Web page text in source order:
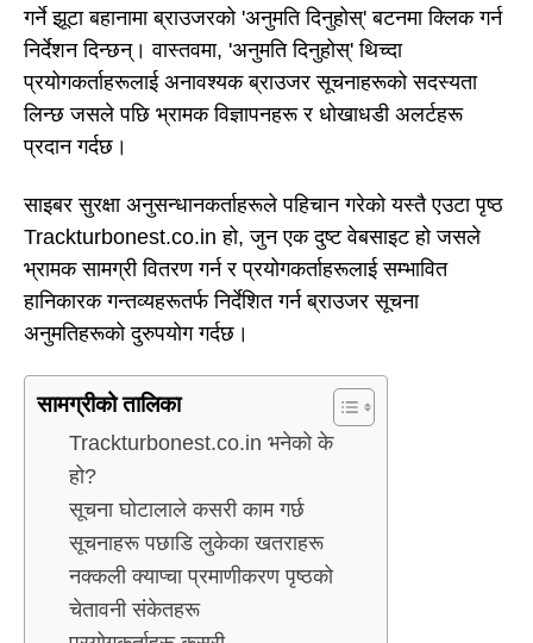
गर्ने झूटा बहानामा ब्राउजरको 'अनुमति दिनुहोस्' बटनमा क्लिक गर्न
निर्देशन दिन्छन्। वास्तवमा, 'अनुमति दिनुहोस्' थिच्दा
प्रयोगकर्ताहरूलाई अनावश्यक ब्राउजर सूचनाहरूको सदस्यता
लिन्छ जसले पछि भ्रामक विज्ञापनहरू र धोखाधडी अलर्टहरू
प्रदान गर्दछ।
साइबर सुरक्षा अनुसन्धानकर्ताहरूले पहिचान गरेको यस्तै एउटा पृष्ठ
Trackturbonest.co.in हो, जुन एक दुष्ट वेबसाइट हो जसले
भ्रामक सामग्री वितरण गर्न र प्रयोगकर्ताहरूलाई सम्भावित
हानिकारक गन्तव्यहरूतर्फ निर्देशित गर्न ब्राउजर सूचना
अनुमतिहरूको दुरुपयोग गर्दछ।
सामग्रीको तालिका
Trackturbonest.co.in भनेको के
हो?
सूचना घोटालाले कसरी काम गर्छ
सूचनाहरू पछाडि लुकेका खतराहरू
नक्कली क्याप्चा प्रमाणीकरण पृष्ठको
चेतावनी संकेतहरू